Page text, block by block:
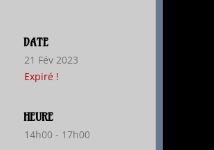
DATE
21 Fév 2023
Expiré !
HEURE
14h00 - 17h00